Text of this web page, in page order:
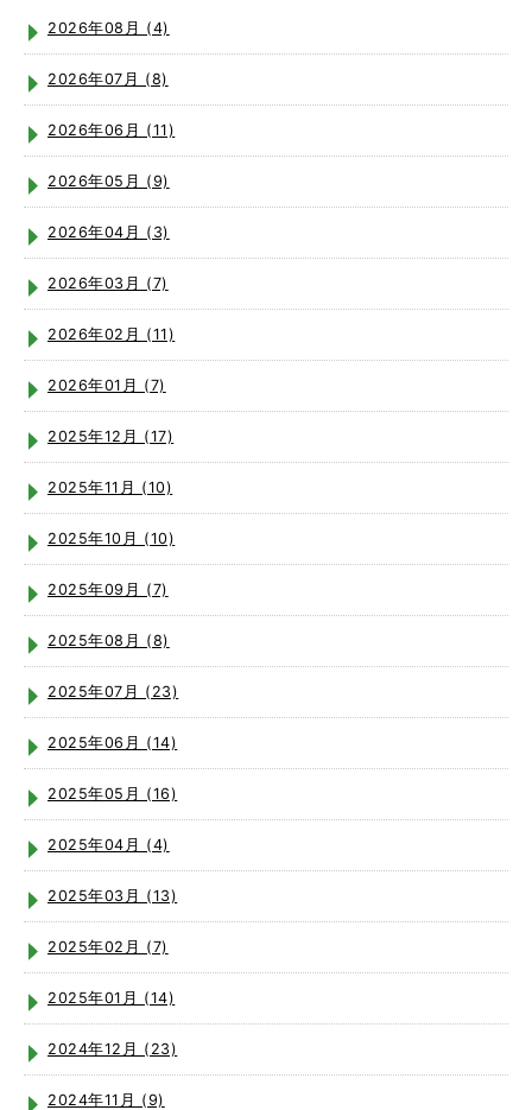
2026年08月 (4)
2026年07月 (8)
2026年06月 (11)
2026年05月 (9)
2026年04月 (3)
2026年03月 (7)
2026年02月 (11)
2026年01月 (7)
2025年12月 (17)
2025年11月 (10)
2025年10月 (10)
2025年09月 (7)
2025年08月 (8)
2025年07月 (23)
2025年06月 (14)
2025年05月 (16)
2025年04月 (4)
2025年03月 (13)
2025年02月 (7)
2025年01月 (14)
2024年12月 (23)
2024年11月 (9)